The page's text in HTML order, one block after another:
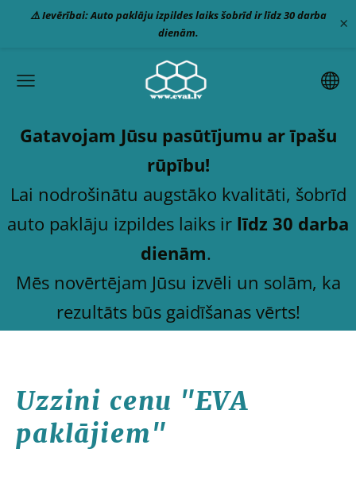
⚠️ Ievērībai: Auto paklāju izpildes laiks šobrīd ir līdz 30 darba
dienām.
×
Gatavojam Jūsu pasūtījumu ar īpašu
rūpību!
Lai nodrošinātu augstāko kvalitāti, šobrīd
auto paklāju izpildes laiks ir līdz 30 darba
dienām.
Mēs novērtējam Jūsu izvēli un solām, ka
rezultāts būs gaidīšanas vērts!
Uzzini cenu "EVA
paklājiem"